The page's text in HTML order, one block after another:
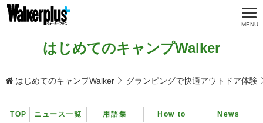
はじめてのキャンプWalker
はじめてのキャンプWalker グランピングで快適アウトドア体験
TOP ニュース一覧 用語集 How to News